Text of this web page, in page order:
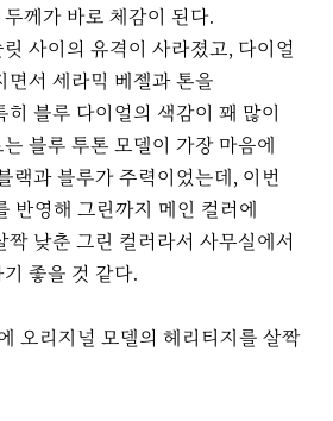
께가 바로 체감이 된다.
사이의 유격이 사라졌고, 다이얼
면서 세라믹 베젤과 톤을
블루 다이얼의 색감이 꽤 많이
블루 투톤 모델이 가장 마음에
랙과 블루가 주력이었는데, 이번
반영해 그린까지 메인 컬러에
낮춘 그린 컬러라서 사무실에서
좋을 것 같다.
오리지널 모델의 헤리티지를 살짝